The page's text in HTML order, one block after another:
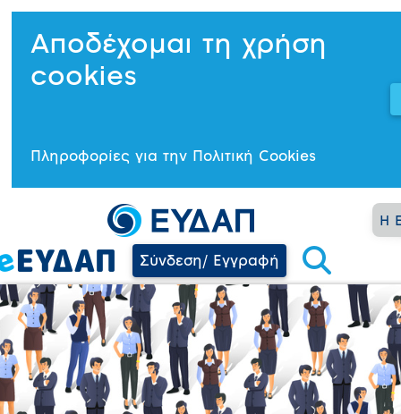
Αποδέχομαι τη χρήση
cookies
Πληροφορίες για την Πολιτική Cookies
Η
Σύνδεση/ Εγγραφή